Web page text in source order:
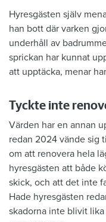
Hyresgästen själv
han bott där varken
underhåll av
sprickan har kunnat
att upptäcka, menar
Tyckte inte
Värden har en annan
redan 2024 vände sig
om att renovera hela
hyresgästen att både
skick, och att det inte
Hade hyresgästen
skadorna inte blivit